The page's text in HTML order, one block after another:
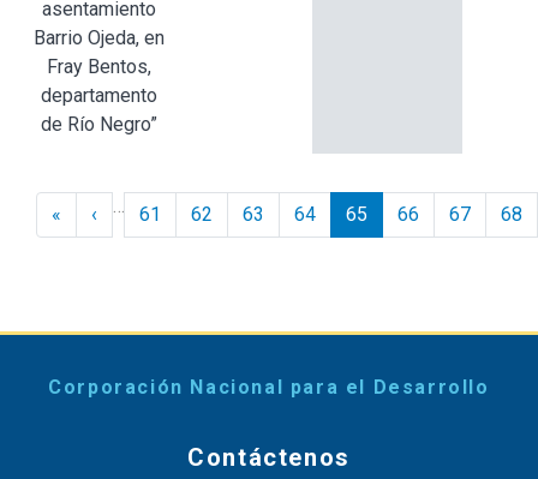
asentamiento
Barrio Ojeda, en
Fray Bentos,
departamento
de Río Negro”
Paginación
« « Inicio
‹ ‹ Anterior
… 61 62 63 64 65 66 67 68
Corporación Nacional para el Desarrollo
Contáctenos